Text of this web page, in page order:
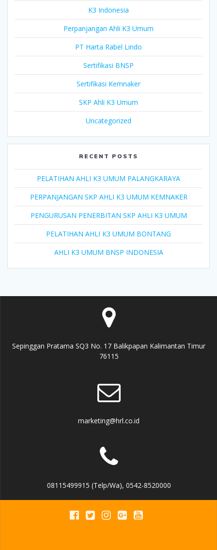
K3 Indonesia
Perpanjangan Ahli K3 Umum
PT Harta Rabel Lindo
Sertifikasi BNSP
Sertifikasi Kemnaker
SKP Ahli K3 Umum
Uncategorized
RECENT POSTS
PELATIHAN AHLI K3 UMUM PALANGKARAYA
PERPANJANGAN SKP AHLI K3 UMUM KEMNAKER
PENGURUSAN PENERBITAN SKP AHLI K3 UMUM
PELATIHAN AHLI K3 UMUM BONTANG
AHLI K3 UMUM BNSP INDONESIA
Sepinggan Pratama SQ3 No. 17 Balikpapan Kalimantan Timur
76115
marketing@hrl.co.id
08115499915 (Telp/Wa), 0542-8520000